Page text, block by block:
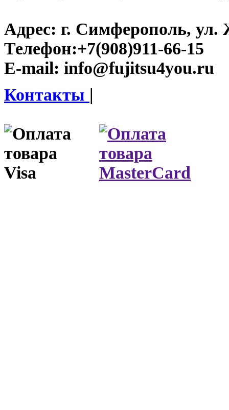
Адрес: г. Симферополь, ул.
Телефон:+7(908)911-66-15
E-mail: info@fujitsu4you.ru
Контакты |